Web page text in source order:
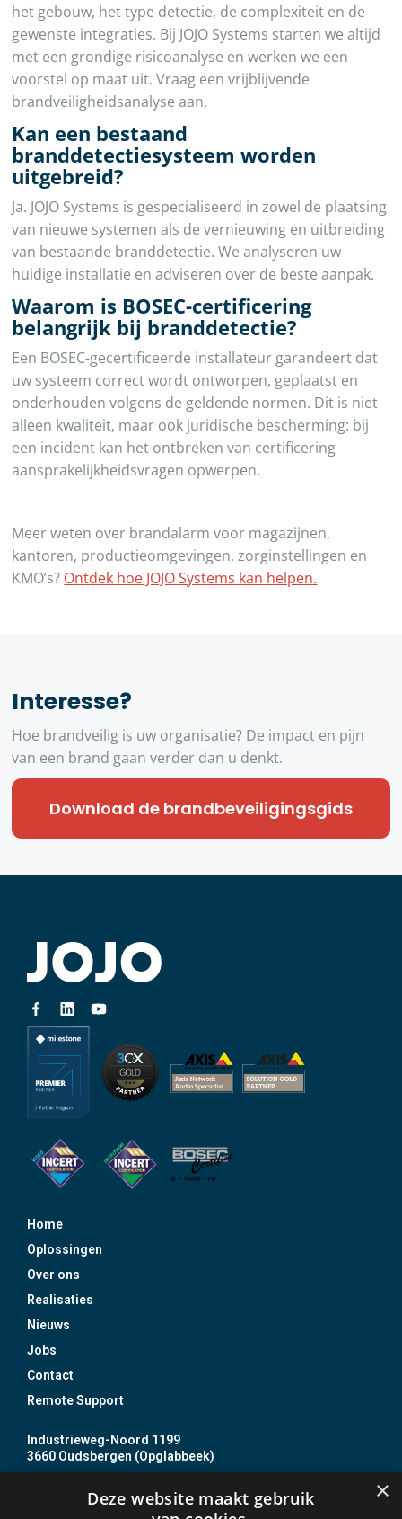
het gebouw, het type detectie, de complexiteit en de
gewenste integraties. Bij JOJO Systems starten we altijd
met een grondige risicoanalyse en werken we een
voorstel op maat uit. Vraag een vrijblijvende
brandveiligheidsanalyse aan.
Kan een bestaand
branddetectiesysteem worden
uitgebreid?
Ja. JOJO Systems is gespecialiseerd in zowel de plaatsing
van nieuwe systemen als de vernieuwing en uitbreiding
van bestaande branddetectie. We analyseren uw
huidige installatie en adviseren over de beste aanpak.
Waarom is BOSEC-certificering
belangrijk bij branddetectie?
Een BOSEC-gecertificeerde installateur garandeert dat
uw systeem correct wordt ontworpen, geplaatst en
onderhouden volgens de geldende normen. Dit is niet
alleen kwaliteit, maar ook juridische bescherming: bij
een incident kan het ontbreken van certificering
aansprakelijkheidsvragen opwerpen.
Meer weten over brandalarm voor magazijnen,
kantoren, productieomgevingen, zorginstellingen en
KMO’s? Ontdek hoe JOJO Systems kan helpen.
Interesse?
Hoe brandveilig is uw organisatie? De impact en pijn
van een brand gaan verder dan u denkt.
Download de brandbeveiligingsgids
Home
Oplossingen
Over ons
Realisaties
Nieuws
Jobs
Contact
Remote Support
Industrieweg-Noord 1199
3660 Oudsbergen (Opglabbeek)
info@jojo.be
×
Deze website maakt gebruik